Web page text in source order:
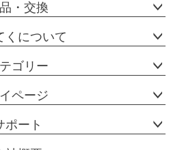
・交換
くについて
ゴリー
ページ
ポート